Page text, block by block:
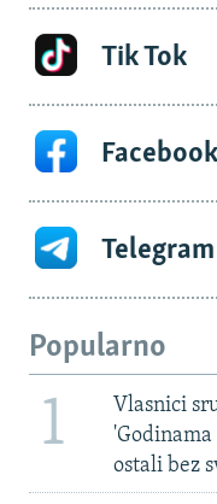
Tik Tok
Facebook
Telegram
Popularno
1
Vlasnici
ostali bez